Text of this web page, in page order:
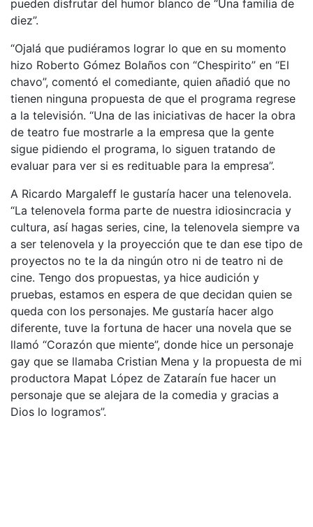
pueden disfrutar del humor blanco de “Una familia de
diez”.
“Ojalá que pudiéramos lograr lo que en su momento
hizo Roberto Gómez Bolaños con “Chespirito” en “El
chavo”, comentó el comediante, quien añadió que no
tienen ninguna propuesta de que el programa regrese
a la televisión. “Una de las iniciativas de hacer la obra
de teatro fue mostrarle a la empresa que la gente
sigue pidiendo el programa, lo siguen tratando de
evaluar para ver si es redituable para la empresa”.
A Ricardo Margaleff le gustaría hacer una telenovela.
“La telenovela forma parte de nuestra idiosincracia y
cultura, así hagas series, cine, la telenovela siempre va
a ser telenovela y la proyección que te dan ese tipo de
proyectos no te la da ningún otro ni de teatro ni de
cine. Tengo dos propuestas, ya hice audición y
pruebas, estamos en espera de que decidan quien se
queda con los personajes. Me gustaría hacer algo
diferente, tuve la fortuna de hacer una novela que se
llamó “Corazón que miente”, donde hice un personaje
gay que se llamaba Cristian Mena y la propuesta de mi
productora Mapat López de Zataraín fue hacer un
personaje que se alejara de la comedia y gracias a
Dios lo logramos”.